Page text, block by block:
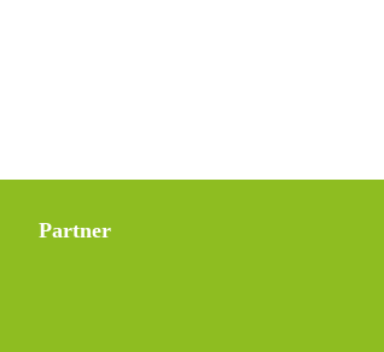
Partner